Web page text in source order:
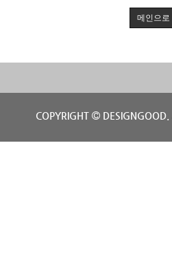
메인으로
COPYRIGHT DESIGNGOOD.